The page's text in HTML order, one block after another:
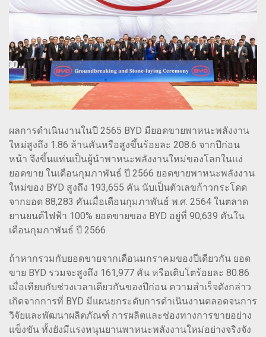
ผลการดำเนินงานในปี 2565 BYD มียอดขายพาหนะพลังงาน
ใหม่สูงถึง 1.86 ล้านคันหรือสูงขึ้นร้อยละ 208.6 จากปีก่อน
หน้า จึงขึ้นแท่นเป็นผู้นำพาหนะพลังงานใหม่ของโลกในแง่
ยอดขาย ในเดือนกุมภาพันธ์ ปี 2566 ยอดขายพาหนะพลังงาน
ใหม่ของ BYD สูงถึง 193,655 คัน นับเป็นตัวเลขก้าวกระโดด
จากยอด 88,283 คันเมื่อเดือนกุมภาพันธ์ พ.ศ. 2564 ในตลาด
ยานยนต์ไฟฟ้า 100% ยอดขายของ BYD อยู่ที่ 90,639 คันใน
เดือนกุมภาพันธ์ ปี 2566
ถ้าหากรวมกับยอดขายจากเดือนมกราคมของปีเดียวกัน ยอด
ขาย BYD รวมจะสูงถึง 161,977 คัน หรือเติบโตร้อยละ 80.86
เมื่อเทียบกับช่วงเวลาเดียวกันของปีก่อน ความสำเร็จดังกล่าว
เกิดจากการที่ BYD มีแผนยกระดับการดำเนินงานตลอดจนการ
วิจัยและพัฒนาผลิตภัณฑ์ การผลิตและช่องทางการขายอย่าง
แข็งขัน ทั้งยังมีแรงหนุนยานพาหนะพลังงานใหม่อย่างจริงจัง